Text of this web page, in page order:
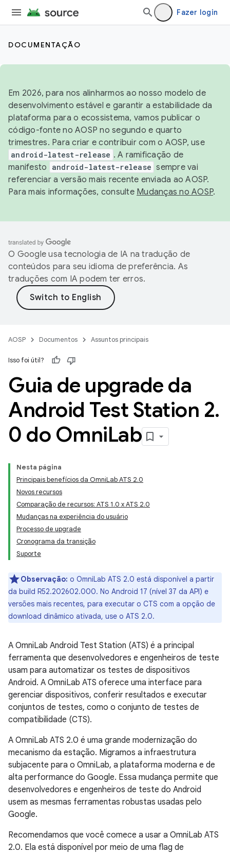
Fazer login
DOCUMENTAÇÃO
Em 2026, para nos alinharmos ao nosso modelo de
desenvolvimento estável e garantir a estabilidade da
plataforma para o ecossistema, vamos publicar o
código-fonte no AOSP no segundo e quarto
trimestres. Para criar e contribuir com o AOSP, use
android-latest-release . A ramificação de
manifesto
android-latest-release sempre vai
referenciar a versão mais recente enviada ao AOSP.
Para mais informações, consulte Mudanças no AOSP.
O Google usa tecnologia de IA na tradução de
conteúdos para seu idioma de preferência. As
traduções com IA podem ter erros.
AOSP Documentos Assuntos principais
Isso foi útil?
Guia de upgrade da
Android Test Station 2.
0 do OmniLab
Nesta página
Principais benefícios da OmniLab ATS 2.0
Novos recursos
Comparação de recursos: ATS 1.0 x ATS 2.0
Mudanças na experiência do usuário
Processo de upgrade
Cronograma da transição
Suporte
Observação: o OmniLab ATS 2.0 está disponível a partir
da build R52.202602.000. No Android 17 (nível 37 da API) e
versões mais recentes, para executar o CTS com a opção de
download dinâmico ativada, use o ATS 2.0.
A OmniLab Android Test Station (ATS) é a principal
ferramenta que desenvolvedores e engenheiros de teste
usam para automatizar os testes de dispositivos
Android. A OmniLab ATS oferece uma interface para
gerenciar dispositivos, conferir resultados e executar
conjuntos de testes, como o conjunto de testes de
compatibilidade (CTS).
A OmniLab ATS 2.0 é uma grande modernização do
mecanismo da estação. Migramos a infraestrutura
subjacente para o OmniLab, a plataforma moderna e de
alta performance do Google. Essa mudança permite que
desenvolvedores e engenheiros de teste do Android
usem as mesmas ferramentas robustas usadas pelo
Google.
Recomendamos que você comece a usar a OmniLab ATS
2.0. Ela está disponível por meio de uma flag de